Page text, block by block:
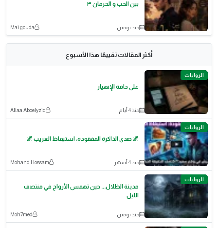
بين الحب و الحرمان ٣
منذ يومين Mai gouda
أكثر المقالات تقييمًا هذا الأسبوع
الروايات
على حافة الإنهيار
منذ 4 أيام Aliaa Aboelyzid
الروايات
🌌 صدى الذاكرة المفقودة: استيقاظ الغريب 🌌
منذ 4 أشهر Mohand Hossam
الروايات
مدينة الظلال... حين تهمس الأرواح في منتصف
الليل
منذ يومين Moh7med